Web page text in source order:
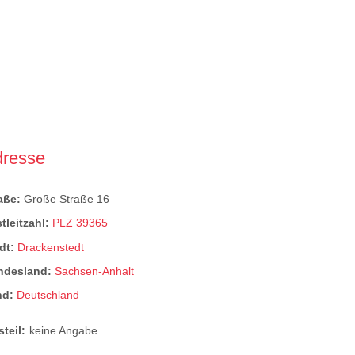
Große Straße 16
PLZ 39365
Drackenstedt
Sachsen-Anhalt
Deutschland
keine Angabe